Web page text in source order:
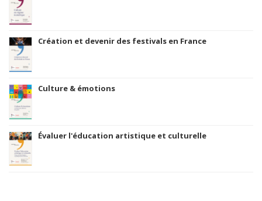
Création et devenir des festivals en France
Culture & émotions
Évaluer l'éducation artistique et culturelle